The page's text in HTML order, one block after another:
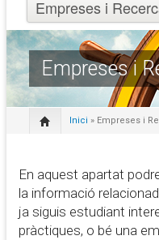
Empreses i
Inici » Empreses i
En aquest apartat
la informació
ja siguis estudiant
pràctiques, o bé una